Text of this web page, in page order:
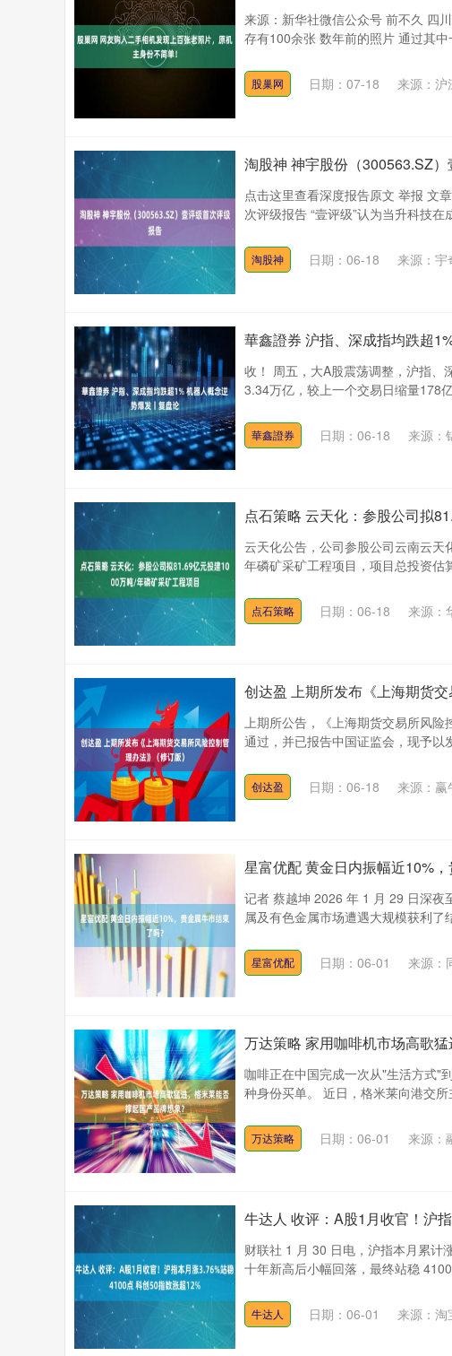
来源：新华社微信公众号 前不久 四
存有100余张 数年前的照片 通过其
股巢网 日期：07-18 来源：沪
淘股神 神宇股份（300563.SZ
点击这里查看深度报告原文 举报 文
次评级报告 “壹评级”认为当升科技
淘股神 日期：06-18 来源：宇
華鑫證券 沪指、深成指均跌超
收！ 周五，大A股震荡调整，沪指、
3.34万亿，较上一个交易日缩量178
華鑫證券 日期：06-18 来源：
点石策略 云天化：参股公司拟
云天化公告，公司参股公司云南云
年磷矿采矿工程项目，项目总投资
点石策略 日期：06-18 来源：
创达盈 上期所发布《上海期货
上期所公告，《上海期货交易所风
通过，并已报告中国证监会，现予
创达盈 日期：06-18 来源：赢
星富优配 黄金日内振幅近10%
记者 蔡越坤 2026 年 1 月 29 日深夜
属及有色金属市场遭遇大规模获利
星富优配 日期：06-01 来源：
万达策略 家用咖啡机市场高歌
咖啡正在中国完成一次从"生活方式"
种身份买单。 近日，格米莱向港交
万达策略 日期：06-01 来源：
牛达人 收评：A股1月收官！沪
财联社 1 月 30 日电，沪指本月累计
十年新高后小幅回落，最终站稳
牛达人 日期：06-01 来源：淘